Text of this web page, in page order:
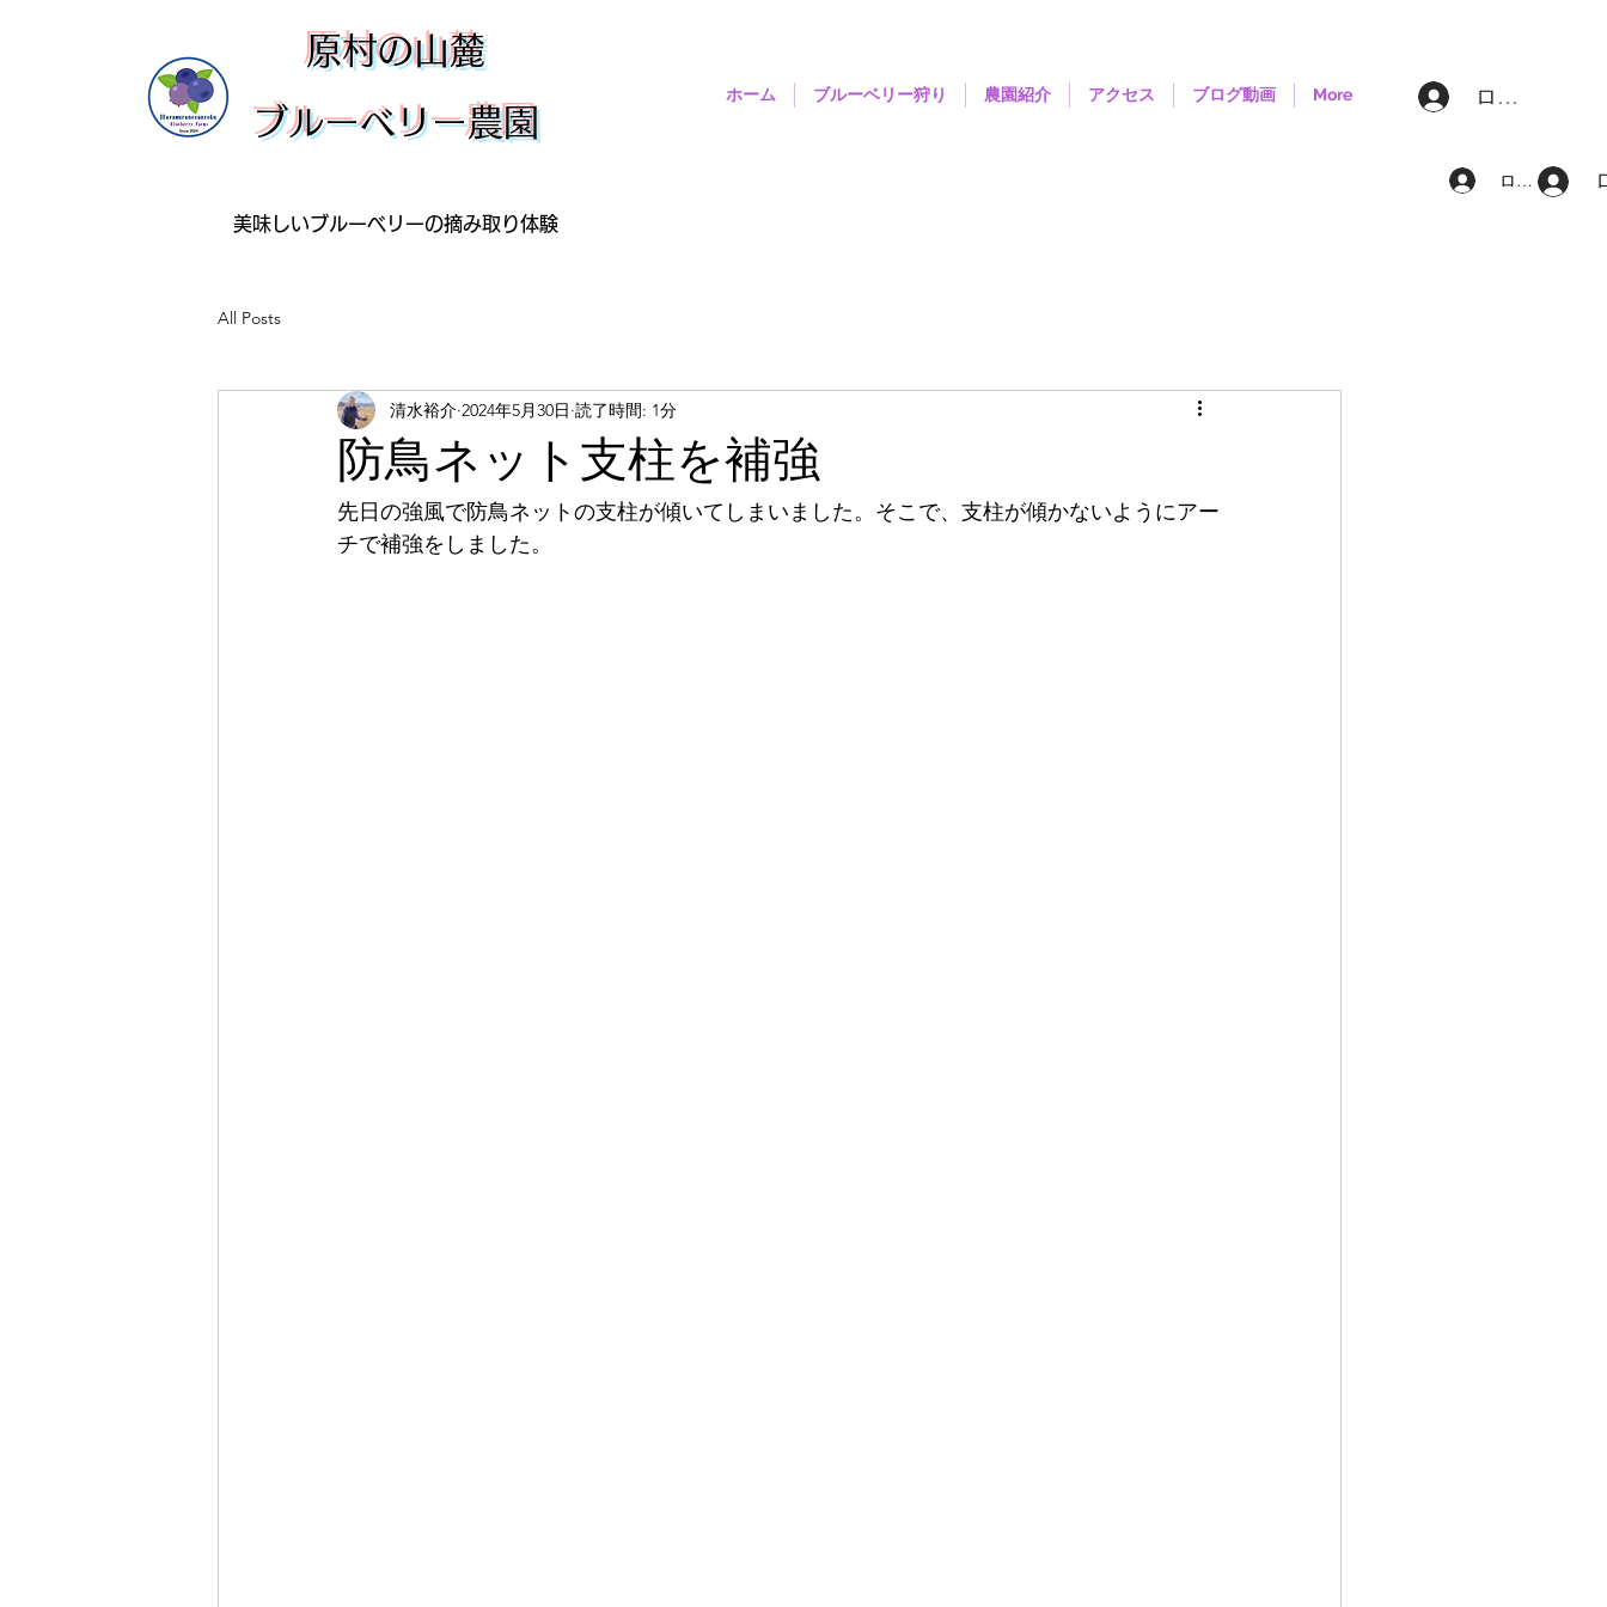
ホーム ブルーベリー狩り 農園紹介 アクセス ブログ動画 More ログイン
​原村の山麓
ブルーベリー農園
美味しいブルーベリーの摘み取り体験
All Posts
防鳥ネット支柱を補強
清水裕介 2024年5月30日 読了時間: 1分
先日の強風で防鳥ネットの支柱が傾いてしまいました。そこで、支柱が傾かないようにアー
チで補強をしました。
ログイン